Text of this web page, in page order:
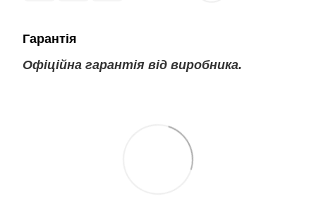
Гарантія
Офіційна гарантія від виробника.